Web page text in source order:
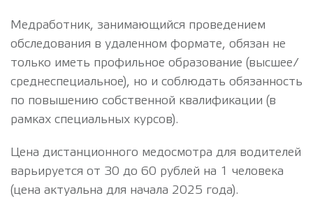
Медработник, занимающийся проведением
обследования в удаленном формате, обязан не
только иметь профильное образование (высшее/
среднеспециальное), но и соблюдать обязанность
по повышению собственной квалификации (в
рамках специальных курсов).
Цена дистанционного медосмотра для водителей
варьируется от 30 до 60 рублей на 1 человека
(цена актуальна для начала 2025 года).